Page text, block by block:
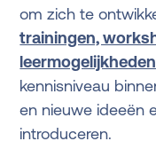
om zich te
trainingen,
leermogelijkheden
kennisniveau
en nieuwe ideeën
introduceren.